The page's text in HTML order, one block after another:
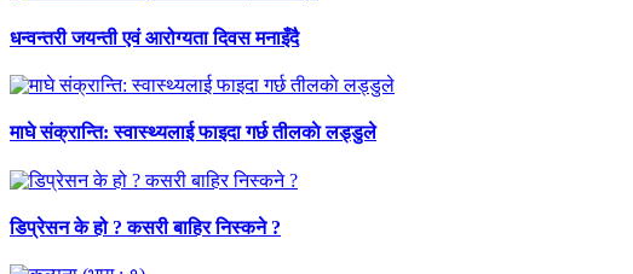
धन्वन्तरी जयन्ती एवं आरोग्यता दिवस मनाइँदै
माघे संक्रान्ति: स्वास्थ्यलाई फाइदा गर्छ तीलकाे लड्डुले
डिप्रेसन के हो ? कसरी बाहिर निस्कने ?